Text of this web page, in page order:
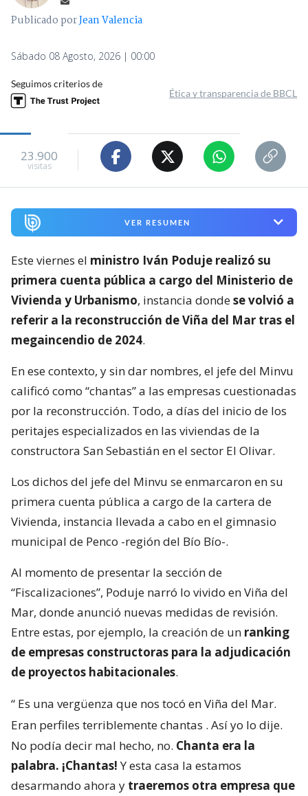
Publicado porJean Valencia
Sábado 08 Agosto, 2026 | 00:00
Seguimos criterios de
Ética y transparencia de BBCL
23.900
visitas
VER RESUMEN
Este viernes el ministro Iván Poduje realizó su
primera cuenta pública a cargo del Ministerio de
Vivienda y Urbanismo, instancia dondese volvió a
referir a la reconstrucción de Viña del Mar tras el
megaincendio de 2024.
En ese contexto, y sin dar nombres, el jefe del Minvu
calificó como “chantas” a las empresas cuestionadas
por la reconstrucción. Todo, a días del inicio de los
peritajes especializados en las viviendas de la
constructora San Sebastián en el sector El Olivar.
Los dichos del jefe del Minvu se enmarcaron en su
primera cuenta pública a cargo de la cartera de
Vivienda, instancia llevada a cabo en el gimnasio
municipal de Penco -región del Bío Bío-.
Al momento de presentar la sección de
“Fiscalizaciones”, Poduje narró lo vivido en Viña del
Mar, donde anunció nuevas medidas de revisión.
Entre estas, por ejemplo, la creación de un ranking
de empresas constructoras para la adjudicación
de proyectos habitacionales.
“ Es una vergüenza que nos tocó en Viña del Mar.
Eran perfiles terriblemente chantas . Así yo lo dije.
No podía decir mal hecho, no. Chanta era la
palabra. ¡Chantas!Y esta casa la estamos
desarmando ahora y traeremos otra empresa que